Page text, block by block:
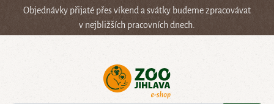
Objednávky přijaté přes víkend a svátky budeme zpracovávat
v nejbližších pracovních dnech.